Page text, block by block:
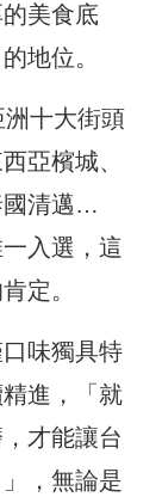
美食底
地位。
十大街頭
亞檳城、
國清邁…
入選，這
定。
味獨具特
進，「就
才能讓台
，無論是